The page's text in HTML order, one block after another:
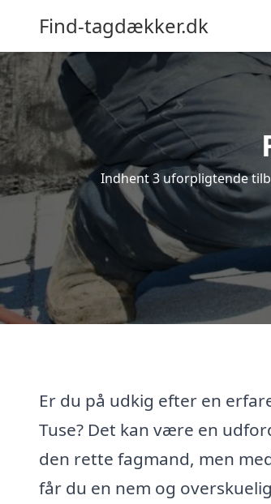
Find-tagdækker.dk
Indhent 3 uforpligtende
Er du på udkig efter en
Tuse? Det kan være en
den rette fagmand, men
får du en nem og